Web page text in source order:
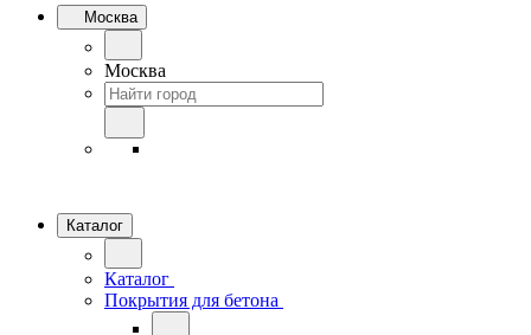
Москва
Москва
Каталог
Каталог
Покрытия для бетона